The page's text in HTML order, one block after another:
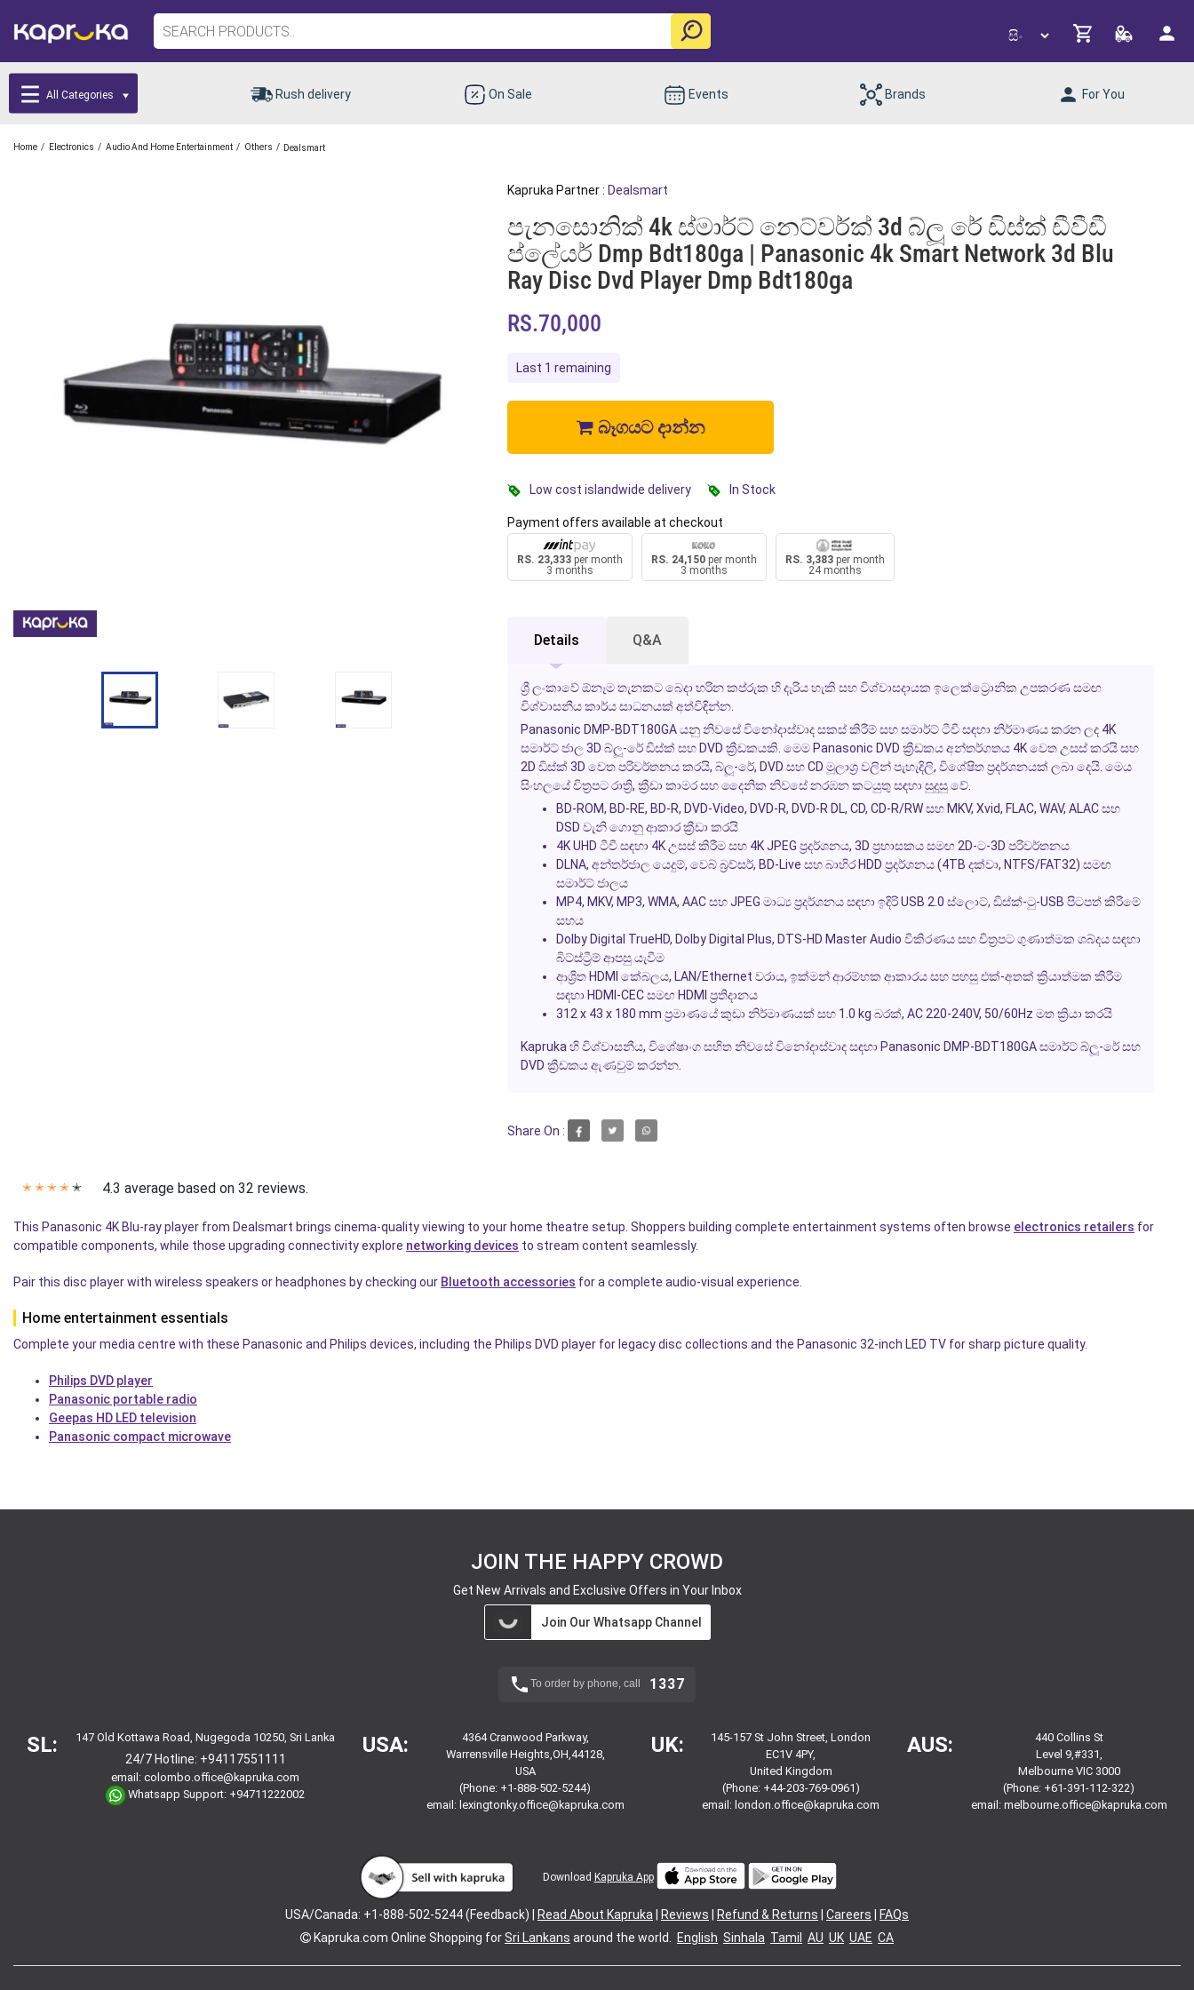
All Categories Rush delivery On Sale Events Brands For You
Home / Electronics / Audio And Home Entertainment / Others / Dealsmart
Kapruka Partner : Dealsmart
පැනසොනික් 4k ස්මාර්ට් නෙට්වර්ක් 3d බ්ලූ රේ ඩිස්ක් ඩීවීඩී
ප්ලේයර් Dmp Bdt180ga | Panasonic 4k Smart Network 3d Blu
Ray Disc Dvd Player Dmp Bdt180ga
RS.70,000
Last 1 remaining
බෑගයට දාන්න
Low cost islandwide delivery In Stock
Payment offers available at checkout
RS. 23,333per month
3 months
RS. 24,150per month
3 months
RS. 3,383per month
24 months
Details Q&A
ශ්‍රී ලංකාවේ ඕනෑම තැනකට බෙදා හරින කප්රුක හි දැරිය හැකි සහ විශ්වාසදායක ඉලෙක්ට්‍රොනික උපකරණ සමඟ
විශ්වාසනීය කාර්ය සාධනයක් අත්විඳින්න.
Panasonic DMP-BDT180GA යනු නිවසේ විනෝදාස්වාද සකස් කිරීම් සහ සමාර්ට් ටීවී සඳහා නිර්මාණය කරන ලද 4K
සමාර්ට් ජාල 3D බ්ලූ-රේ ඩිස්ක් සහ DVD ක්‍රීඩකයකි. මෙම Panasonic DVD ක්‍රීඩකය අන්තර්ගතය 4K වෙත උසස් කරයි සහ
2D ඩිස්ක් 3D වෙත පරිවර්තනය කරයි, බ්ලූ-රේ, DVD සහ CD මූලාශ්‍ර වලින් පැහැදිලි, විශේෂිත ප්‍රදර්ශනයක් ලබා දෙයි. මෙය
සිංහලයේ චිත්‍රපට රාත්‍රි, ක්‍රීඩා කාමර සහ දෛනික නිවසේ නරඹන කටයුතු සඳහා සුදුසු වේ.
BD-ROM, BD-RE, BD-R, DVD-Video, DVD-R, DVD-R DL, CD, CD-R/RW සහ MKV, Xvid, FLAC, WAV, ALAC සහ
DSD වැනි ගොනු ආකාර ක්‍රීඩා කරයි
4K UHD ටීවී සඳහා 4K උසස් කිරීම සහ 4K JPEG ප්‍රදර්ශනය, 3D ප්‍රභාසකය සමඟ 2D-ට-3D පරිවර්තනය
DLNA, අන්තර්ජාල යෙදුම්, වෙබ් බ්‍රව්සර්, BD-Live සහ බාහිර HDD ප්‍රදර්ශනය (4TB දක්වා, NTFS/FAT32) සමඟ
සමාර්ට් ජාලය
MP4, MKV, MP3, WMA, AAC සහ JPEG මාධ්‍ය ප්‍රදර්ශනය සඳහා ඉදිරි USB 2.0 ස්ලොට්, ඩිස්ක්-ටු-USB පිටපත් කිරීමේ
සහය
Dolby Digital TrueHD, Dolby Digital Plus, DTS-HD Master Audio විකිරණය සහ චිත්‍රපට ගුණාත්මක ශබ්දය සඳහා
බිට්ස්ට්‍රීම් ආපසු යැවීම
ආශ්‍රිත HDMI කේබලය, LAN/Ethernet වරාය, ඉක්මන් ආරම්භක ආකාරය සහ පහසු එක්-අතක් ක්‍රියාත්මක කිරීම
සඳහා HDMI-CEC සමඟ HDMI ප්‍රතිදානය
312 x 43 x 180 mm ප්‍රමාණයේ කුඩා නිර්මාණයක් සහ 1.0 kg බරක්, AC 220-240V, 50/60Hz මත ක්‍රියා කරයි
Kapruka හි විශ්වාසනීය, විශේෂාංග සහිත නිවසේ විනෝදාස්වාද සඳහා Panasonic DMP-BDT180GA සමාර්ට් බ්ලූ-රේ සහ
DVD ක්‍රීඩකය ඇණවුම් කරන්න.
Share On :
✭ ✭ ✭ ✭ ✭ 4.3 average based on 32 reviews.
This Panasonic 4K Blu-ray player from Dealsmart brings cinema-quality viewing to your home theatre setup. Shoppers building complete entertainment systems often browse electronics retailers for
compatible components, while those upgrading connectivity explore networking devices to stream content seamlessly.
Pair this disc player with wireless speakers or headphones by checking our Bluetooth accessories for a complete audio-visual experience.
Home entertainment essentials
Complete your media centre with these Panasonic and Philips devices, including the Philips DVD player for legacy disc collections and the Panasonic 32-inch LED TV for sharp picture quality.
Philips DVD player
Panasonic portable radio
Geepas HD LED television
Panasonic compact microwave
JOIN THE HAPPY CROWD
Get New Arrivals and Exclusive Offers in Your Inbox
Join Our Whatsapp Channel
To order by phone, call 1337
SL: 147 Old Kottawa Road, Nugegoda 10250, Sri Lanka
24/7 Hotline: +94117551111
email:colombo.office@kapruka.com
Whatsapp Support: +94711222002
USA:
4364 Cranwood Parkway,
Warrensville Heights,OH,44128,
USA
(Phone: +1-888-502-5244)
email: lexingtonky.office@kapruka.com
UK:
145-157 St John Street, London
EC1V 4PY,
United Kingdom
(Phone: +44-203-769-0961)
email: london.office@kapruka.com
AUS:
440 Collins St
Level 9,#331,
Melbourne VIC 3000
(Phone: +61-391-112-322)
email: melbourne.office@kapruka.com
Download Kapruka App
USA/Canada: +1-888-502-5244 (Feedback) | Read About Kapruka Reviews Refund & Returns Careers
FAQs
Kapruka.com Online Shopping forSri Lankans around the world. English Sinhala Tamil AU UK UAE CA